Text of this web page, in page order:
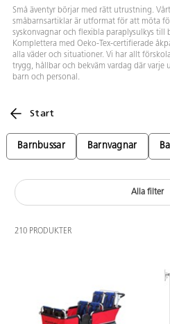
Små äventyr börjar med rätt utrustning.
småbarnsartiklar är utformat för att möta
syskonvagnar och flexibla paraplysulkys till
Komplettera med Oeko-Tex-certifierade
alla väder och situationer. Vi har allt
trygg, hållbar och bekväm vardag där
barn och personal.
Start
Barnbussar Barnvagnar
Alla filter
210 PRODUKTER